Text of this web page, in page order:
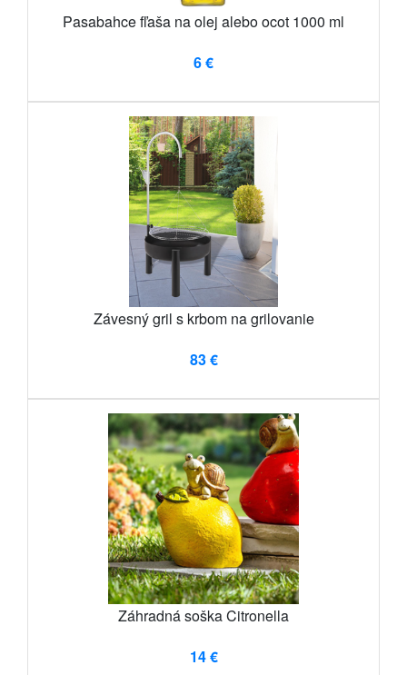
Pasabahce fľaša na olej alebo ocot 1000 ml
6 €
Závesný gril s krbom na grilovanie
83 €
Záhradná soška Citronella
14 €